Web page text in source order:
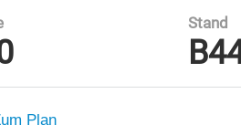
Stand
Plan